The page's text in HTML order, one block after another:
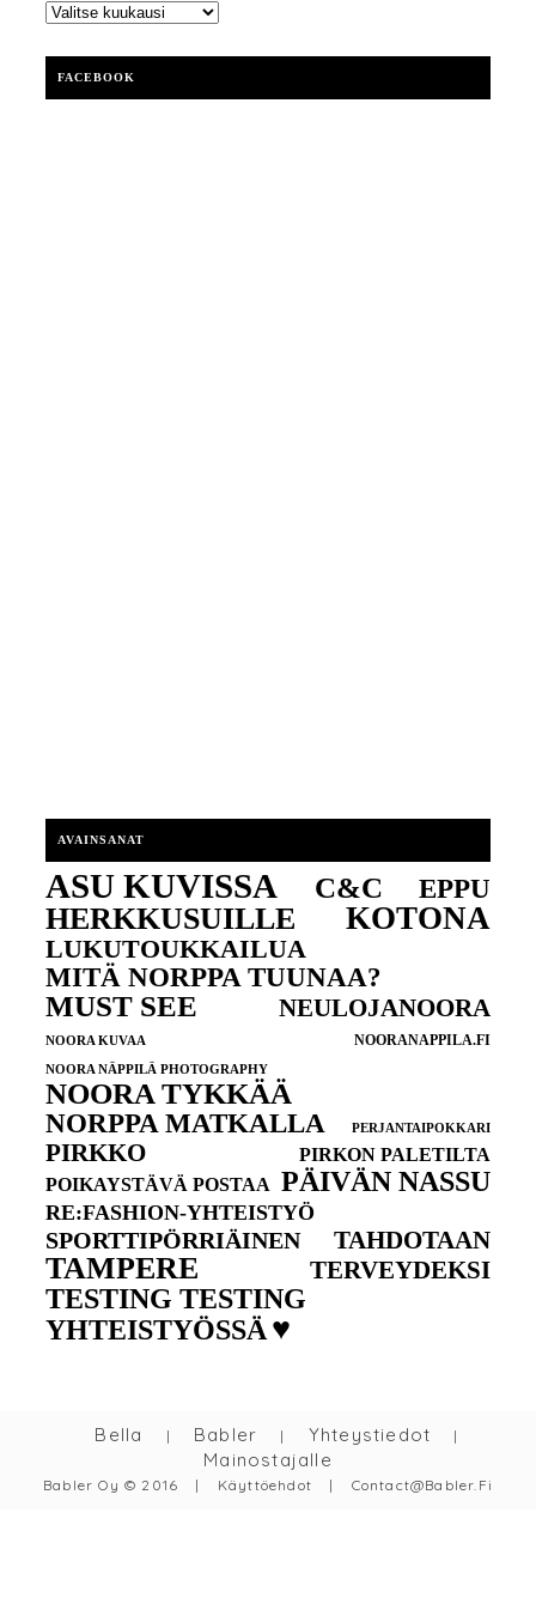
ARKISTOT
FACEBOOK
AVAINSANAT
ASU KUVISSA C&C EPPU
HERKKUSUILLE KOTONA
LUKUTOUKKAILUA
MITÄ NORPPA TUUNAA?
MUST SEE NEULOJANOORA
NOORA KUVAA NOORANAPPILA.FI
NOORA NÄPPILÄ PHOTOGRAPHY
NOORA TYKKÄÄ
NORPPA MATKALLA PERJANTAIPOKKARI
PIRKKO
PIRKON PALETILTA
POIKAYSTÄVÄ POSTAA PÄIVÄN NASSU
RE:FASHION-YHTEISTYÖ
SPORTTIPÖRRIÄINEN TAHDOTAAN
TAMPERE TERVEYDEKSI
TESTING TESTING
YHTEISTYÖSSÄ ♥
Bella | Babler | Yhteystiedot |
Mainostajalle
Babler Oy © 2016 | Käyttöehdot | Contact@babler.fi